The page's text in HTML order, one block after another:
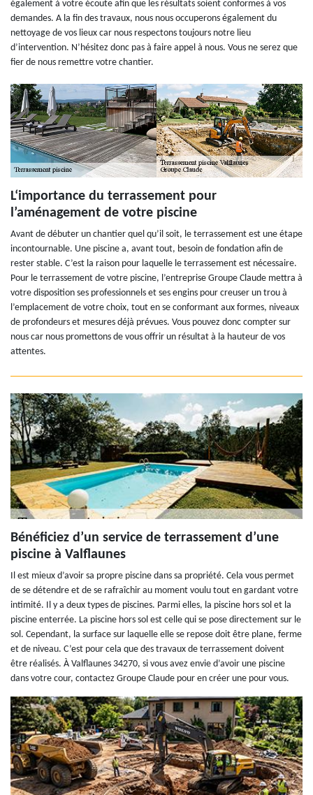
également à votre écoute afin que les résultats soient conformes à vos
demandes. A la fin des travaux, nous nous occuperons également du
nettoyage de vos lieux car nous respectons toujours notre lieu
d’intervention. N’hésitez donc pas à faire appel à nous. Vous ne serez que
fier de nous remettre votre chantier.
L‘importance du terrassement pour
l’aménagement de votre piscine
Avant de débuter un chantier quel qu’il soit, le terrassement est une étape
incontournable. Une piscine a, avant tout, besoin de fondation afin de
rester stable. C’est la raison pour laquelle le terrassement est nécessaire.
Pour le terrassement de votre piscine, l’entreprise Groupe Claude mettra à
votre disposition ses professionnels et ses engins pour creuser un trou à
l’emplacement de votre choix, tout en se conformant aux formes, niveaux
de profondeurs et mesures déjà prévues. Vous pouvez donc compter sur
nous car nous promettons de vous offrir un résultat à la hauteur de vos
attentes.
Bénéficiez d’un service de terrassement d’une
piscine à Valflaunes
Il est mieux d’avoir sa propre piscine dans sa propriété. Cela vous permet
de se détendre et de se rafraîchir au moment voulu tout en gardant votre
intimité. Il y a deux types de piscines. Parmi elles, la piscine hors sol et la
piscine enterrée. La piscine hors sol est celle qui se pose directement sur le
sol. Cependant, la surface sur laquelle elle se repose doit être plane, ferme
et de niveau. C’est pour cela que des travaux de terrassement doivent
être réalisés. À Valflaunes 34270, si vous avez envie d’avoir une piscine
dans votre cour, contactez Groupe Claude pour en créer une pour vous.